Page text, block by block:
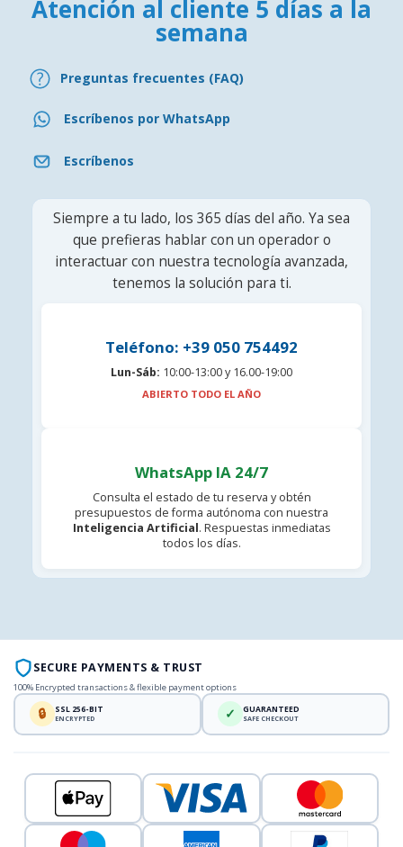
Atención al cliente 5 días a la
semana
Preguntas frecuentes (FAQ)
Escríbenos por WhatsApp
Escríbenos
Siempre a tu lado, los 365 días del año. Ya sea
que prefieras hablar con un operador o
interactuar con nuestra tecnología avanzada,
tenemos la solución para ti.
Teléfono: +39 050 754492
Lun-Sáb: 10:00-13:00 y 16.00-19:00
ABIERTO TODO EL AÑO
WhatsApp IA 24/7
Consulta el estado de tu reserva y obtén
presupuestos de forma autónoma con nuestra
Inteligencia Artificial. Respuestas inmediatas
todos los días.
SECURE PAYMENTS & TRUST
100% Encrypted transactions & flexible payment options
🔒 SSL 256-BIT
ENCRYPTED ✓ GUARANTEED
SAFE CHECKOUT